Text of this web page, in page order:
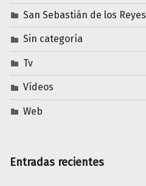
San Sebastián de los Reyes
Sin categoría
Tv
Vídeos
Web
Entradas recientes